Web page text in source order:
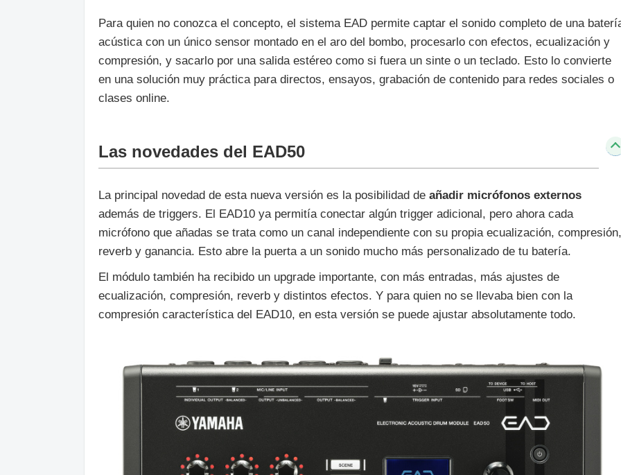
Para quien no conozca el concepto, el sistema EAD permite captar el sonido completo de una
acústica con un único sensor montado en el aro del bombo, procesarlo con efectos, ecualización y
compresión, y sacarlo por una salida estéreo como si fuera un sinte o un teclado. Esto lo convierte
en una solución muy práctica para directos, ensayos, grabación de contenido para redes sociales o
clases online.
Las novedades del EAD50
La principal novedad de esta nueva versión es la posibilidad de añadir micrófonos externos
además de triggers. El EAD10 ya permitía conectar algún trigger adicional, pero ahora cada
micrófono que añadas se trata como un canal independiente con su propia ecualización, compresión,
reverb y ganancia. Esto abre la puerta a un sonido mucho más personalizado de tu batería.
El módulo también ha recibido un upgrade importante, con más entradas, más ajustes de
ecualización, compresión, reverb y distintos efectos. Y para quien no se llevaba bien con la
compresión característica del EAD10, en esta versión se puede ajustar absolutamente todo.